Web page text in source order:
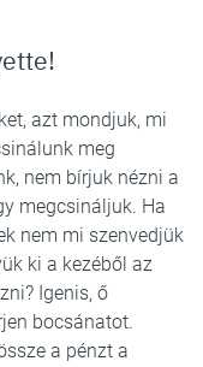
azt mondjuk, mi
meg
nem bírjuk nézni a
megcsináljuk. Ha
nem mi szenvedjük
ki a kezéből az
Igenis, ő
bocsánatot.
a pénzt a